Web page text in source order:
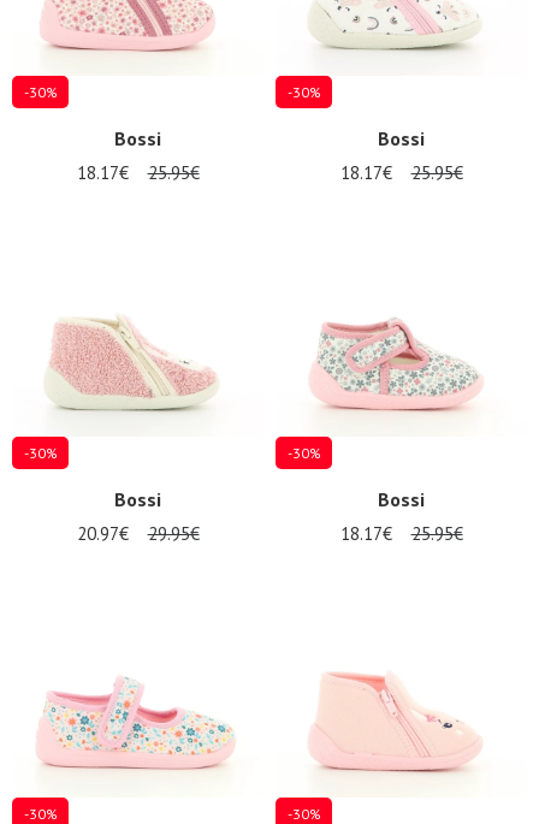
Geschenkgutschein
ANMELDEN
-30%
Bossi
18.17€ 25.95€
-30%
Bossi
18.17€ 25.95€
-30%
Bossi
20.97€ 29.95€
-30%
Bossi
18.17€ 25.95€
-30% -30%